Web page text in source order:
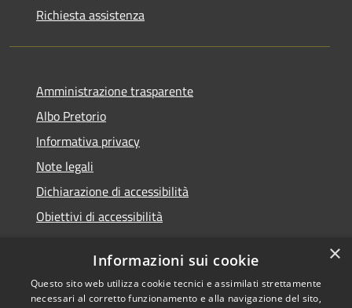
Richiesta assistenza
Amministrazione trasparente
Albo Pretorio
Informativa privacy
Note legali
Dichiarazione di accessibilità
Obiettivi di accessibilità
RSS
Comune convenzionato
×
Informazioni sui cookie
Questo sito web utilizza cookie tecnici e assimilati strettamente
necessari al corretto funzionamento e alla navigazione del sito,